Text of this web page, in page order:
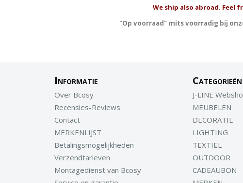
We ship also abroad. Feel
"Op voorraad" mits voorradig bij
Informatie
Over Bcosy
Recensies-Reviews
Contact
MERKENLIJST
Betalingsmogelijkheden
Verzendtarieven
Montagedienst van Bcosy
Categorieën
J-LINE
MEUBELEN
DECORATIE
LIGHTING
TEXTIEL
OUTDOOR
CADEAUBON